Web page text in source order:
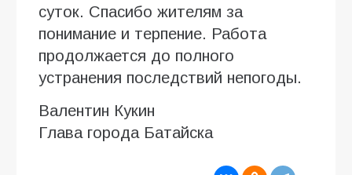
суток. Спасибо жителям за
понимание и терпение. Работа
продолжается до полного
устранения последствий непогоды.
Валентин Кукин
Глава города Батайска